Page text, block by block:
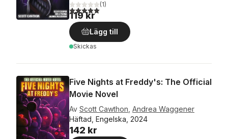
5,0utav 5 stjärnor. Totalt antal röster:
(1)
119 kr
Lägg till
Skickas
Five Nights at Freddy's: The Official
Movie Novel
Av Scott Cawthon Andrea Waggener
Häftad, Engelska, 2024
142 kr